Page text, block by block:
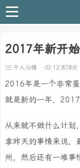
2017年新开始
个人心情 12,878次
2016年是一个非常
就是新的一年，
从来就不做什么计划
拿昨天的事情来说，
州，然后还有一堆事